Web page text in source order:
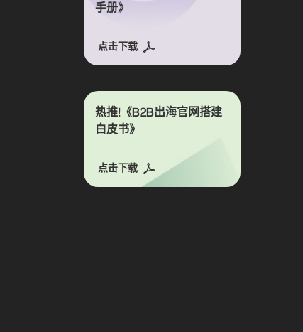
手册》
点击下载
热推!《B2B出海官网搭建
白皮书》
点击下载